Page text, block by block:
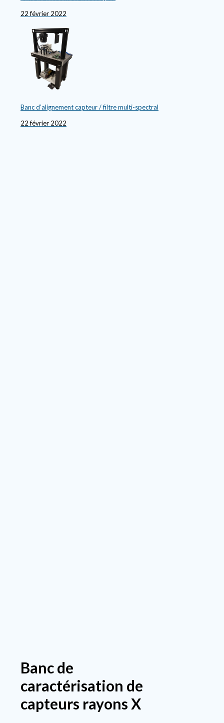
22 février 2022
Banc d’alignement capteur / filtre multi-spectral
22 février 2022
Banc de
caractérisation de
capteurs rayons X